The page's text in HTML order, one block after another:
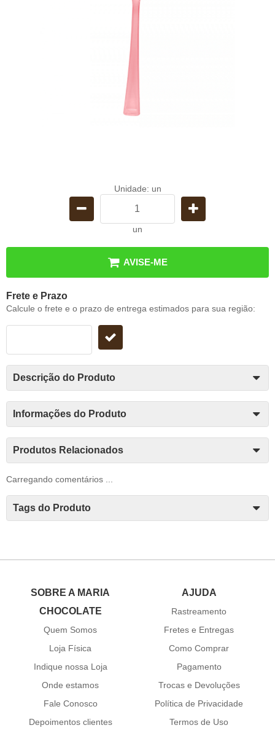
Unidade: un
un
AVISE-ME
Frete e Prazo
Calcule o frete e o prazo de entrega estimados para sua região:
Descrição do Produto
Informações do Produto
Produtos Relacionados
Carregando comentários ...
Tags do Produto
SOBRE A MARIA
CHOCOLATE
Quem Somos
Loja Física
Indique nossa Loja
Onde estamos
Fale Conosco
Depoimentos clientes
AJUDA
Rastreamento
Fretes e Entregas
Como Comprar
Pagamento
Trocas e Devoluções
Política de Privacidade
Termos de Uso